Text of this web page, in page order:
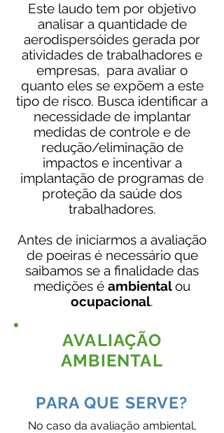
Este laudo tem por objetivo
analisar a quantidade de
aerodispersóides gerada por
atividades de trabalhadores e
empresas, para avaliar o
quanto eles se expõem a este
tipo de risco. Busca identificar a
necessidade de implantar
medidas de controle e de
redução/eliminação de
impactos e incentivar a
implantação de programas de
proteção da saúde dos
trabalhadores.
Antes de iniciarmos a avaliação
de poeiras é necessário que
saibamos se a finalidade das
medições é ambientalou
ocupacional.
AVALIAÇÃO
AMBIENTAL
PARA QUE SERVE?
No caso da avaliação ambiental,